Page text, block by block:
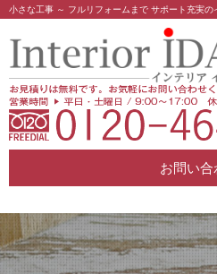
小さな工事 ～ フルリフォームまで サポート充実の
お問い合